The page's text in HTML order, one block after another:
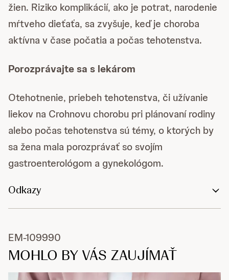
žien. Riziko komplikácií, ako je potrat, narodenie
mŕtveho dieťaťa, sa zvyšuje, keď je choroba
aktívna v čase počatia a počas tehotenstva.
Porozprávajte sa s lekárom
Otehotnenie, priebeh tehotenstva, či užívanie
liekov na Crohnovu chorobu pri plánovaní rodiny
alebo počas tehotenstva sú témy, o ktorých by
sa žena mala porozprávať so svojím
gastroenterológom a gynekológom.
Odkazy
EM-109990
MOHLO BY VÁS ZAUJÍMAŤ